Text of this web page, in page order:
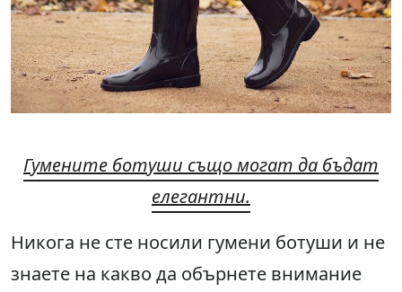
Гумените ботуши също могат да бъдат
елегантни.
Никога не сте носили гумени ботуши и не
знаете на какво да обърнете внимание